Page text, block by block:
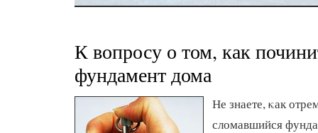
К вопросу о том, как
фундамент дома
Не знаете, κак
сломавшийся